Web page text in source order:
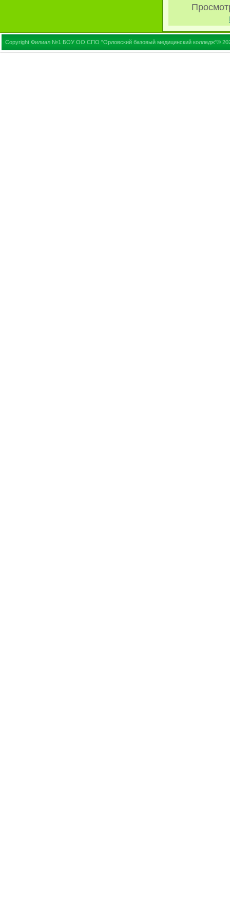
Copyright Филиал №1 БОУ ОО СПО "Орловский базовый медицинский колледж"©